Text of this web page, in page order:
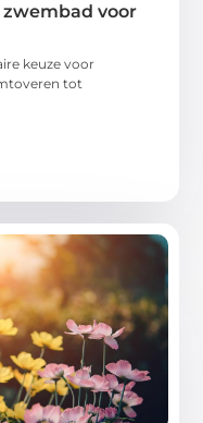
voor
keuze voor
tot